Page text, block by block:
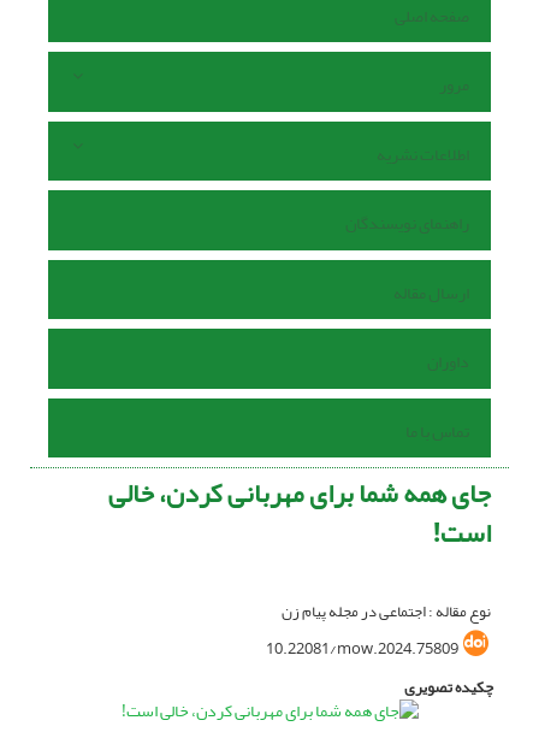
صفحه اصلی
مرور
اطلاعات نشریه
راهنمای نویسندگان
ارسال مقاله
داوران
تماس با ما
جای همه شما برای مهربانی کردن، خالی
است!
نوع مقاله : اجتماعی در مجله پیام زن
10.22081/mow.2024.75809
چکیده تصویری